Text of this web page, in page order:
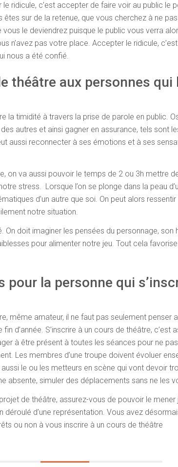
ridicule, c’est accepter de faire voir au public le
êtes sur de la retenue, que vous cherchez à ne
vous le deviendrez puisque le public vous verra
n’avez pas votre place. Accepter le ridicule,
nous a été confié.
théâtre aux personnes qui
la timidité à travers la prise de parole en public.
autres et ainsi gagner en assurance, tels sont
aussi reconnecter à ses émotions et à ses
on va aussi pouvoir le temps de 2 ou 3h mettre
stress. Lorsque l’on se plonge dans la peau
d’un autre que soi. On peut alors
notre situation.
On doit imaginer les pensées du personnage, son
pour alimenter notre jeu. Tout cela
pour la personne qui
même amateur, il ne faut pas seulement penser
d’année. S’inscrire à un cours de théâtre, c’est
à être présent à toutes les séances pour ne
Les membres d’une troupe doivent évoluer
le ou les metteurs en scène qui vont devoir
absente, simuler des déplacements sans ne les
de théâtre, assurez-vous de pouvoir le mener
déroulé d’une représentation. Vous avez
ou non à vous inscrire à un cours de théâtre